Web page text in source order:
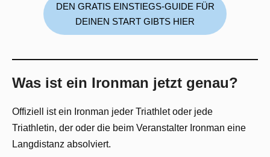
DEN GRATIS EINSTIEGS-GUIDE FÜR
DEINEN START GIBTS HIER
Was ist ein Ironman jetzt genau?
Offiziell ist ein Ironman jeder Triathlet oder jede
Triathletin, der oder die beim Veranstalter Ironman eine
Langdistanz absolviert.